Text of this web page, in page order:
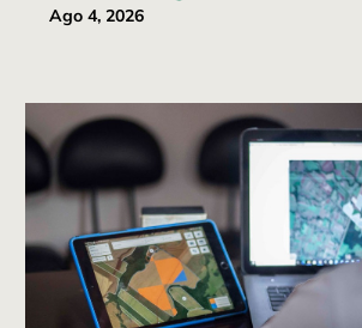
Ago 4, 2026